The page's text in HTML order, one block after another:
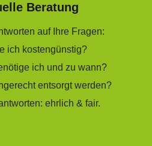
Beratung
auf Ihre Fragen:
ich kostengünstig?
ich und zu wann?
entsorgt werden?
ehrlich & fair.